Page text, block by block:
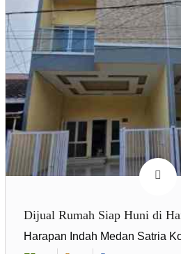
Dijual Rumah Siap Huni di
Harapan Indah Medan Satria